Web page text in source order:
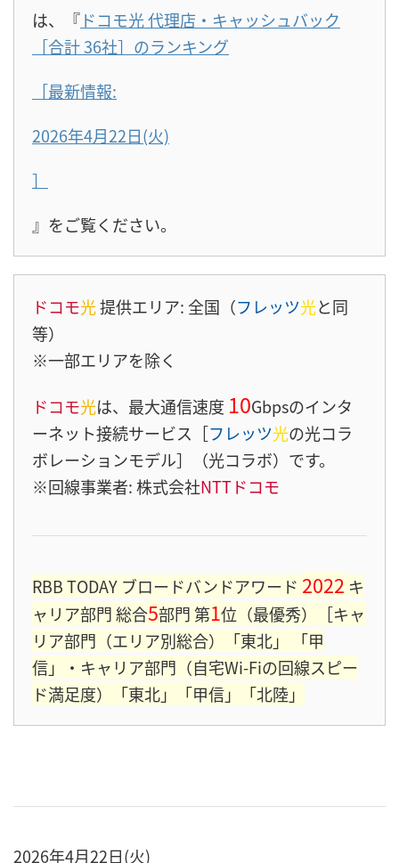
は、『ドコモ光 代理店・キャッシュバック
［合計 36社］のランキング
［最新情報:
2026年4月22日(火)
］
』をご覧ください。
ドコモ光提供エリア: 全国（フレッツ光と同
等）
※一部エリアを除く
ドコモ光は、最大通信速度 10Gbpsのインタ
ーネット接続サービス［フレッツ光の光コラ
ボレーションモデル］（光コラボ）です。
※回線事業者: 株式会社NTTドコモ
RBB TODAY ブロードバンドアワード 2022 キ
ャリア部門 総合5部門 第1位（最優秀）［キャ
リア部門（エリア別総合）「東北」 「甲
信」・キャリア部門（自宅Wi-Fiの回線スピー
ド満足度）「東北」「甲信」「北陸」
2026年4月22日(火)